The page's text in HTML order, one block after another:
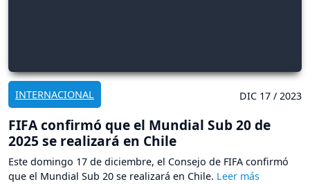
INTERNACIONAL DIC 17 / 2023
FIFA confirmó que el Mundial Sub 20 de
2025 se realizará en Chile
Este domingo 17 de diciembre, el Consejo de FIFA confirmó
que el Mundial Sub 20 se realizará en Chile.